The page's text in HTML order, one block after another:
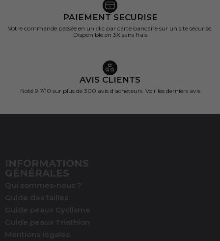
PAIEMENT SECURISE
Votre commande passée en un clic par carte bancaire sur un site sécurisé.
Disponible en 3X sans frais
AVIS CLIENTS
Noté 9,7/10 sur plus de 300 avis d’acheteurs. Voir les derniers avis
INFORMATIONS
GÉNÉRALES
Qui sommes-nous ?
Guide des tailles
Guide peaux Cyclisme
Guide peaux Triathlon
Mentions légales